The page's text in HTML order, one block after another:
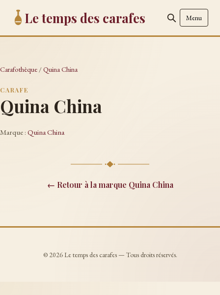
Le temps des carafes Menu
Carafothèque /Quina China
CARAFE
Quina China
Marque : Quina China
← Retour à la marque Quina China
© 2026 Le temps des carafes — Tous droits réservés.